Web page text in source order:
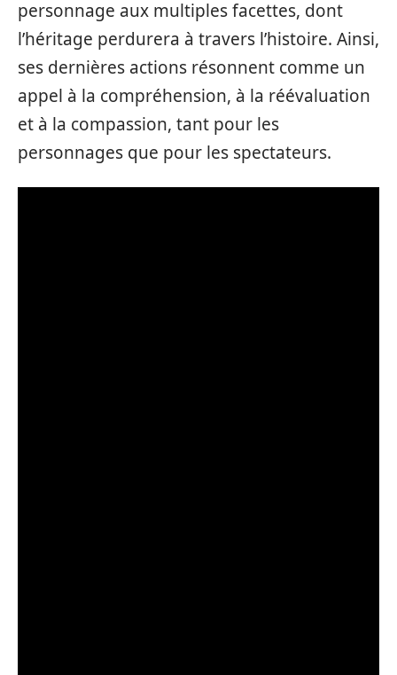
personnage aux multiples facettes, dont
l’héritage perdurera à travers l’histoire. Ainsi,
ses dernières actions résonnent comme un
appel à la compréhension, à la réévaluation
et à la compassion, tant pour les
personnages que pour les spectateurs.